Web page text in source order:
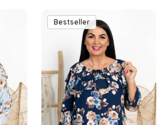
Bestseller